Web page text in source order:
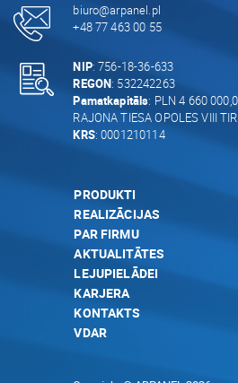
biuro@arpanel.pl
+48 77 463 00 55
NIP: 756-18-36-633
REGON: 532242263
Pamatkapitāls: PLN 4 660
RAJONA TIESA OPOLES VIII
KRS: 0001210114
PRODUKTI
REALIZĀCIJAS
PAR FIRMU
AKTUALITĀTES
LEJUPIELĀDEI
KARJERA
KONTAKTS
VDAR